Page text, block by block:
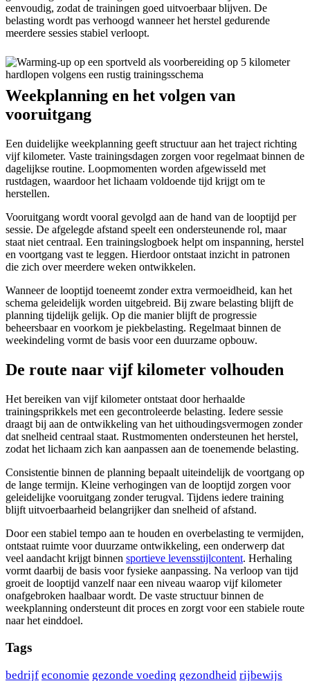
eenvoudig, zodat de trainingen goed uitvoerbaar blijven. De
belasting wordt pas verhoogd wanneer het herstel gedurende
meerdere sessies stabiel verloopt.
Weekplanning en het volgen van
vooruitgang
Een duidelijke weekplanning geeft structuur aan het traject richting
vijf kilometer. Vaste trainingsdagen zorgen voor regelmaat binnen de
dagelijkse routine. Loopmomenten worden afgewisseld met
rustdagen, waardoor het lichaam voldoende tijd krijgt om te
herstellen.
Vooruitgang wordt vooral gevolgd aan de hand van de looptijd per
sessie. De afgelegde afstand speelt een ondersteunende rol, maar
staat niet centraal. Een trainingslogboek helpt om inspanning, herstel
en voortgang vast te leggen. Hierdoor ontstaat inzicht in patronen
die zich over meerdere weken ontwikkelen.
Wanneer de looptijd toeneemt zonder extra vermoeidheid, kan het
schema geleidelijk worden uitgebreid. Bij zware belasting blijft de
planning tijdelijk gelijk. Op die manier blijft de progressie
beheersbaar en voorkom je piekbelasting. Regelmaat binnen de
weekindeling vormt de basis voor een duurzame opbouw.
De route naar vijf kilometer volhouden
Het bereiken van vijf kilometer ontstaat door herhaalde
trainingsprikkels met een gecontroleerde belasting. Iedere sessie
draagt bij aan de ontwikkeling van het uithoudingsvermogen zonder
dat snelheid centraal staat. Rustmomenten ondersteunen het herstel,
zodat het lichaam zich kan aanpassen aan de toenemende belasting.
Consistentie binnen de planning bepaalt uiteindelijk de voortgang op
de lange termijn. Kleine verhogingen van de looptijd zorgen voor
geleidelijke vooruitgang zonder terugval. Tijdens iedere training
blijft uitvoerbaarheid belangrijker dan snelheid of afstand.
Door een stabiel tempo aan te houden en overbelasting te vermijden,
ontstaat ruimte voor duurzame ontwikkeling, een onderwerp dat
veel aandacht krijgt binnen sportieve levensstijlcontent. Herhaling
vormt daarbij de basis voor fysieke aanpassing. Na verloop van tijd
groeit de looptijd vanzelf naar een niveau waarop vijf kilometer
onafgebroken haalbaar wordt. De vaste structuur binnen de
weekplanning ondersteunt dit proces en zorgt voor een stabiele route
naar het einddoel.
Tags
bedrijf economie gezonde voeding gezondheid rijbewijs